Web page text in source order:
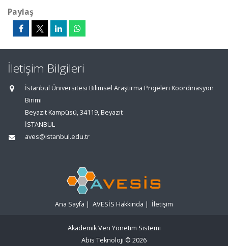
Paylaş
İletişim Bilgileri
İstanbul Üniversitesi Bilimsel Araştırma Projeleri Koordinasyon
Birimi
Beyazıt Kampüsü, 34119, Beyazıt
İSTANBUL
aves@istanbul.edu.tr
Ana Sayfa | AVESİS Hakkında | İletişim
Akademik Veri Yönetim Sistemi
Abis Teknoloji © 2026